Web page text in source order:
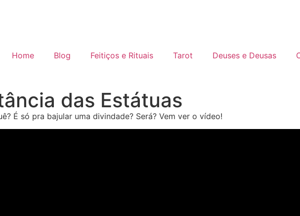
Home Blog Feitiços e Rituais Tarot Deuses e Deusas
das Estátuas
É só pra bajular uma divindade? Será? Vem ver o vídeo!